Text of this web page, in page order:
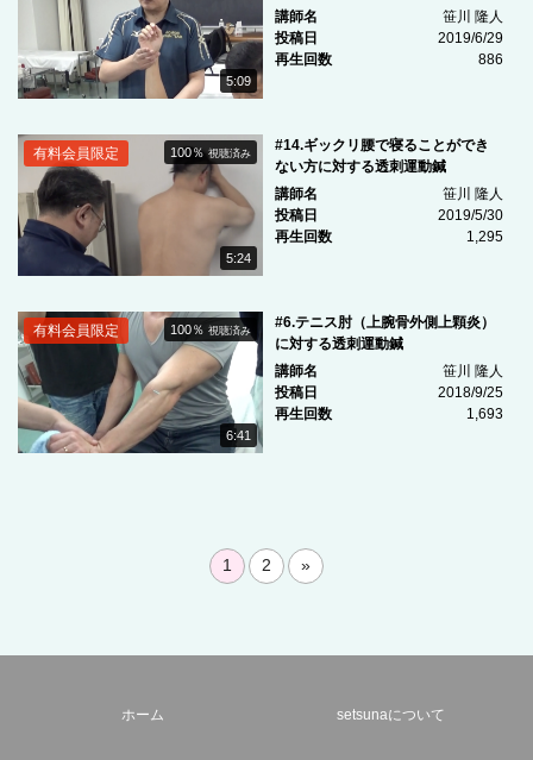
5:09
講師名
笹川 隆人
投稿日
2019/6/29
再生回数
886
5:24
100％視聴済み
有料会員限定
#14.ギックリ腰で寝ることができ
ない方に対する透刺運動鍼
講師名
笹川 隆人
投稿日
2019/5/30
再生回数
1,295
6:41
100％視聴済み
有料会員限定
#6.テニス肘（上腕骨外側上顆炎）
に対する透刺運動鍼
講師名
笹川 隆人
投稿日
2018/9/25
再生回数
1,693
1 2 »
ホーム setsunaについて